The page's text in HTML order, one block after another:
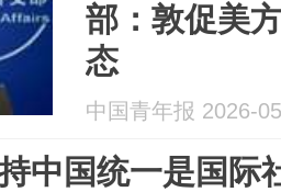
部：敦促美
态
中国青年报 2026-
中国统一是国际